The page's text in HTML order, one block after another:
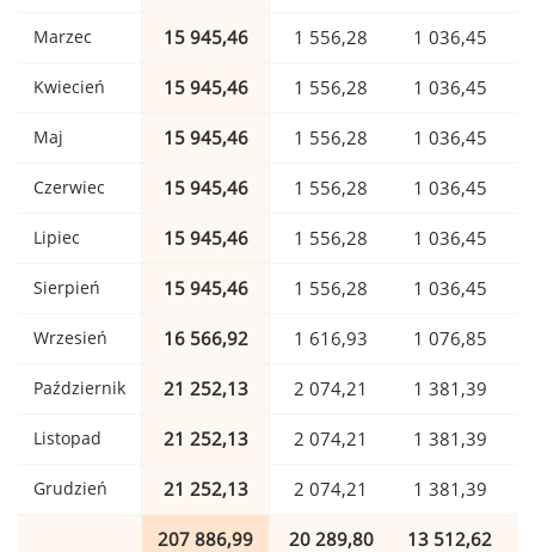
Marzec 15 945,46 1 556,28 1 036,45
Kwiecień 15 945,46 1 556,28 1 036,45
Maj 15 945,46 1 556,28 1 036,45
Czerwiec 15 945,46 1 556,28 1 036,45
Lipiec 15 945,46 1 556,28 1 036,45
Sierpień 15 945,46 1 556,28 1 036,45
Wrzesień 16 566,92 1 616,93 1 076,85
Październik 21 252,13 2 074,21 1 381,39
Listopad 21 252,13 2 074,21 1 381,39
Grudzień 21 252,13 2 074,21 1 381,39
207 886,99 20 289,80 13 512,62